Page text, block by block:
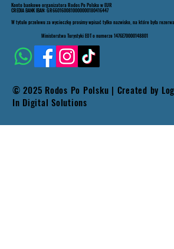
Ministerstwa Turystyki EOT o numerze 1476E70000148801
Konto bankowe organizatora Rodos Po Polsku w EUR
CREDIA BANK IBAN: GR6601600810000000180416447
W tytule przelewu za wycieczkę prosimy wpisać tylko nazwisko, na które była
© 2025 Rodos Po Polsku | Created by
In Digital Solutions